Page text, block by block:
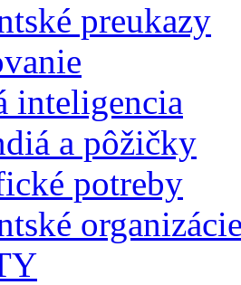
preukazy
inteligencia
a pôžičky
potreby